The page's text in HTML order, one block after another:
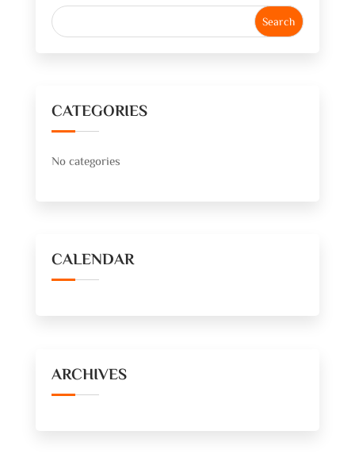
CATEGORIES
No categories
CALENDAR
ARCHIVES